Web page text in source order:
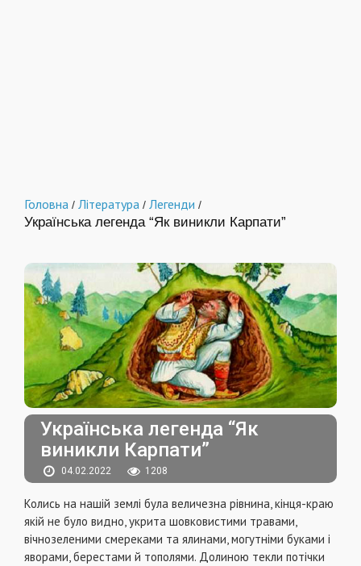
Головна / Література / Легенди /
Українська легенда “Як виникли Карпати”
Українська легенда “Як
виникли Карпати”
04.02.2022 1208
Колись на нашій землі була величезна рівнина, кінця-краю
якій не було видно, укрита шовковистими травами,
вічнозеленими смереками та ялинами, могутніми буками і
яворами, берестами й тополями. Долиною текли потічки